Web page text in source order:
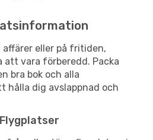
eller på fritiden,
att vara förberedd. Packa
bra bok och alla
hålla dig avslappnad och